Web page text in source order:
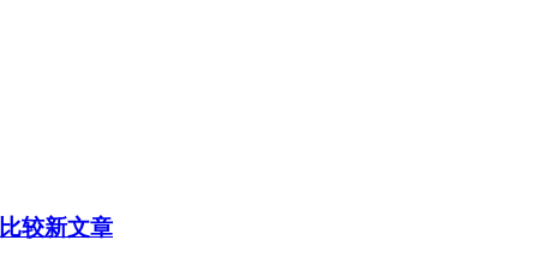
比较新文章